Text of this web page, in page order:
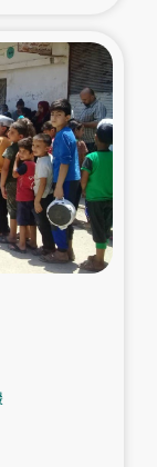
支援
動
越冬支援
援事業
農業支援